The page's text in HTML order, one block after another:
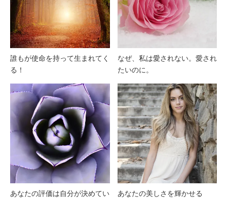
誰もが使命を持って生まれてく
る！
なぜ、私は愛されない。愛され
たいのに。
あなたの評価は自分が決めてい
あなたの美しさを輝かせる